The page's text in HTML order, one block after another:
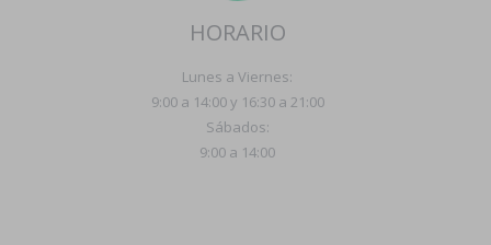
HORARIO
Lunes a Viernes:
9:00 a 14:00 y 16:30 a 21:00
Sábados:
9:00 a 14:00